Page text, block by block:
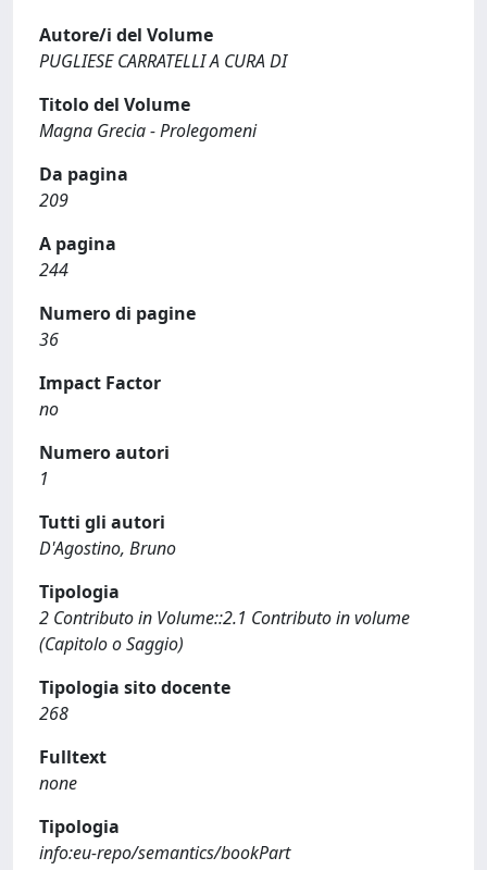
Autore/i del Volume
PUGLIESE CARRATELLI A CURA DI
Titolo del Volume
Magna Grecia - Prolegomeni
Da pagina
209
A pagina
244
Numero di pagine
36
Impact Factor
no
Numero autori
1
Tutti gli autori
D'Agostino, Bruno
Tipologia
2 Contributo in Volume::2.1 Contributo in volume
(Capitolo o Saggio)
Tipologia sito docente
268
Fulltext
none
Tipologia
info:eu-repo/semantics/bookPart